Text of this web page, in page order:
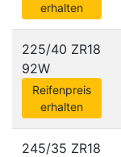
erhalten
225/40 ZR18
92W
Reifenpreis
erhalten
245/35 ZR18